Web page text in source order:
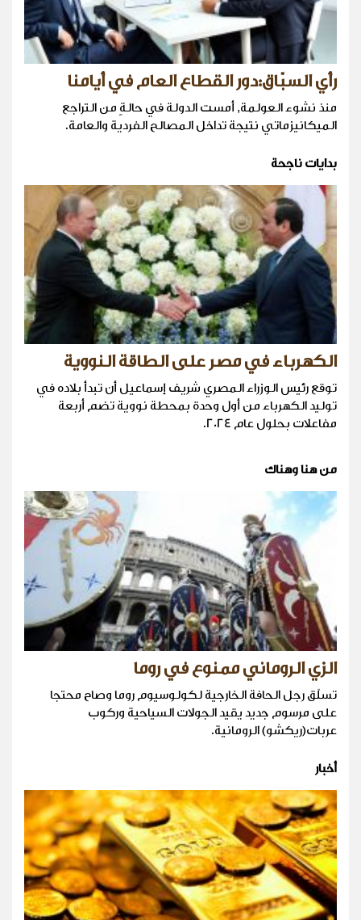
رأي السبّاق:دور القطاع العام في أيامنا
منذ نشوء العولمة, أمست الدولة في حالةٍ من التراجع
الميكانيزماتي نتيجة تداخل المصالح الفردية والعامة.
بدايات ناجحة
الكهرباء في مصر على الطاقة النووية
توقع رئيس الوزراء المصري شريف إسماعيل أن تبدأ بلاده في
توليد الكهرباء من أول وحدة بمحطة نووية تضم أربعة
مفاعلات بحلول عام 2024.
من هنا وهناك
الزي الروماني ممنوع في روما
تسلّق رجل الحافة الخارجية لكولوسيوم روما وصاح محتجا
على مرسوم جديد يقيد الجولات السياحية وركوب
عربات(ريكشو) الرومانية.
أخبار